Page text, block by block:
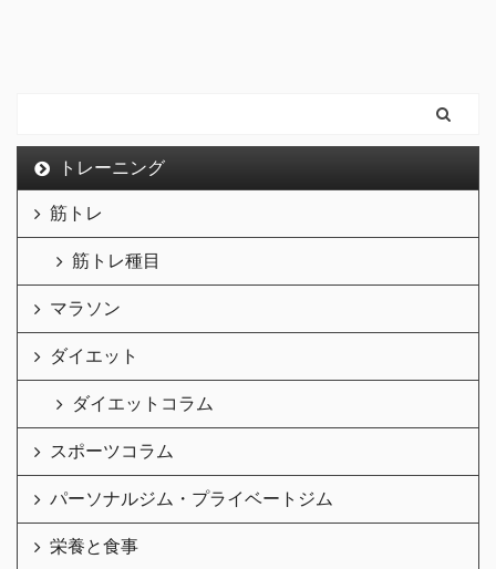
トレーニング
筋トレ
筋トレ種目
マラソン
ダイエット
ダイエットコラム
スポーツコラム
パーソナルジム・プライベートジム
栄養と食事